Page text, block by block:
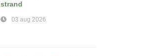
strand
03 aug 2026